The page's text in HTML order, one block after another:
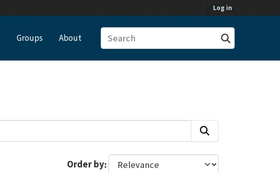
Log in
Groups About
Order by